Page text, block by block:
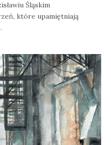
Śląskim
które upamiętniają